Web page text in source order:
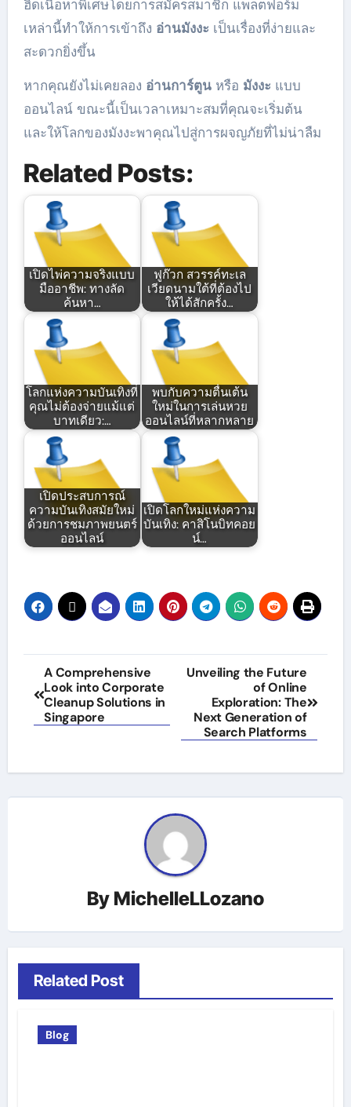
ฮิดเนื้อหาพิเศษโดยการสมัครสมาชิก แพลตฟอร์ม
เหล่านี้ทำให้การเข้าถึง อ่านมังงะ เป็นเรื่องที่ง่ายและ
สะดวกยิ่งขึ้น
หากคุณยังไม่เคยลอง อ่านการ์ตูนหรือ มังงะ แบบ
ออนไลน์ ขณะนี้เป็นเวลาเหมาะสมที่คุณจะเริ่มต้น
และให้โลกของมังงะพาคุณไปสู่การผจญภัยที่ไม่น่าลืม
Related Posts:
เปิดไพ่ความจริงแบบ
มืออาชีพ: ทางลัด
ค้นหา…
ฟูก๊วก สวรรค์ทะเล
เวียดนามใต้ที่ต้องไป
ให้ได้สักครั้ง…
โลกแห่งความบันเทิงที่
คุณไม่ต้องจ่ายแม้แต่
บาทเดียว:…
พบกับความตื่นเต้น
ใหม่ในการเล่นหวย
ออนไลน์ที่หลากหลาย
เปิดประสบการณ์
ความบันเทิงสมัยใหม่
ด้วยการชมภาพยนตร์
ออนไลน์
เปิดโลกใหม่แห่งความ
บันเทิง: คาสิโนบิทคอย
น์…
Post
navigation
A Comprehensive
Look into Corporate
Cleanup Solutions in
Singapore
Unveiling the Future
of Online
Exploration: The
Next Generation of
Search Platforms
By MichelleLLozano
Related Post
Blog